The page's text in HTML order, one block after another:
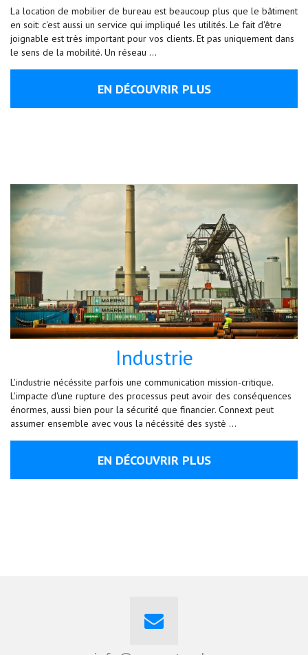
La location de mobilier de bureau est beaucoup plus que le bâtiment
en soit: c'est aussi un service qui impliqué les utilités. Le fait d'être
joignable est très important pour vos clients. Et pas uniquement dans
le sens de la mobilité. Un réseau …
EN DÉCOUVRIR PLUS
Industrie
L'industrie nécéssite parfois une communication mission-critique.
L'impacte d'une rupture des processus peut avoir des conséquences
énormes, aussi bien pour la sécurité que financier. Connext peut
assumer ensemble avec vous la nécéssité des systè …
EN DÉCOUVRIR PLUS